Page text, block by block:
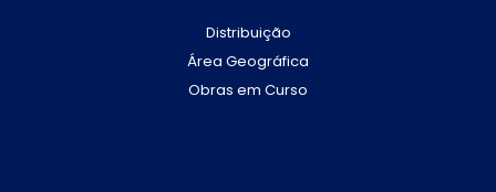
Distribuição
Área Geográfica
Obras em Curso